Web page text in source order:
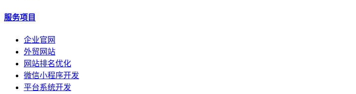
服务项目
企业官网
外贸网站
网站排名优化
微信小程序开发
平台系统开发